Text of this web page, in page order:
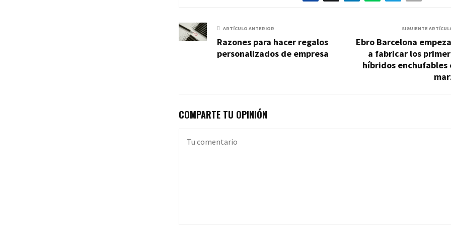
ARTÍCULO ANTERIOR
Razones para hacer regalos
personalizados de empresa
SIGUIENTE
Ebro Barcelona
a fabricar los
híbridos enchufables
COMPARTE TU OPINIÓN